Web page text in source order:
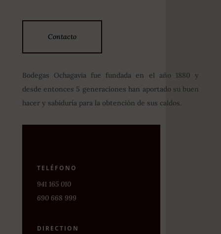
Contacto
Bodegas Ochagavia fue fundada en el año 1880 y
desde entonces 5 generaciones han aportado su buen
hacer y sabiduría para la obtención de sus caldos.
TELÉFONO
941 165 010
690 668 999
DIRECTION